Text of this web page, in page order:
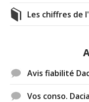
Les chiffres de
Avis fiabilité
Vos conso. Dacia